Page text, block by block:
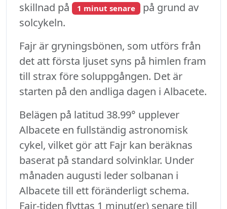
skillnad på
1 minut senare på grund av
solcykeln.
Fajr är gryningsbönen, som utförs från
det att första ljuset syns på himlen fram
till strax före soluppgången. Det är
starten på den andliga dagen i Albacete.
Belägen på latitud 38.99° upplever
Albacete en fullständig astronomisk
cykel, vilket gör att Fajr kan beräknas
baserat på standard solvinklar. Under
månaden augusti leder solbanan i
Albacete till ett föränderligt schema.
Fajr-tiden flyttas 1 minut(er) senare till